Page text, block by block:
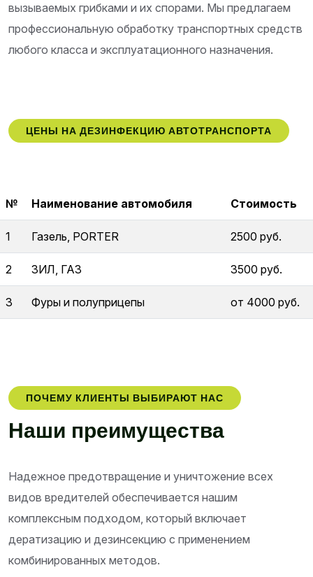
вызываемых грибками и их спорами. Мы предлагаем
профессиональную обработку транспортных средств
любого класса и эксплуатационного назначения.
ЦЕНЫ НА ДЕЗИНФЕКЦИЮ АВТОТРАНСПОРТА
№ Наименование автомобиля Стоимость
1 Газель, PORTER 2500 руб.
2 ЗИЛ, ГАЗ 3500 руб.
3 Фуры и полуприцепы от 4000 руб.
ПОЧЕМУ КЛИЕНТЫ ВЫБИРАЮТ НАС
Наши преимущества
Надежное предотвращение и уничтожение всех
видов вредителей обеспечивается нашим
комплексным подходом, который включает
дератизацию и дезинсекцию с применением
комбинированных методов.